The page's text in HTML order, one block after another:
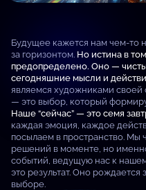
Будущее кажется нам чем-то
за горизонтом. Но истина в
предопределено. Оно —
сегодняшние мысли и
являемся художниками
— это выбор, который
Наше “сейчас” — это семя
каждая эмоция, каждое
посылаем в пространство. Мы
решений в моменте, но
событий, ведущую нас к
это результат. Оно
выборе.